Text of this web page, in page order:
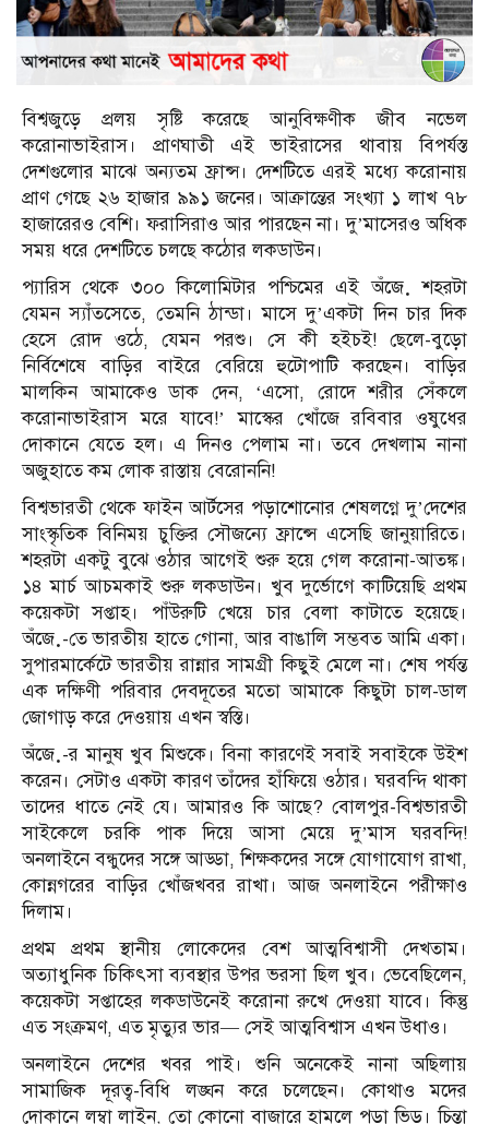
বিশ্বজুড়ে প্রলয় সৃষ্টি করেছে আনুবিক্ষণীক জীব নভেল
করোনাভাইরাস। প্রাণঘাতী এই ভাইরাসের থাবায় বিপর্যস্ত
দেশগুলোর মাঝে অন্যতম ফ্রান্স। দেশটিতে এরই মধ্যে করোনায়
প্রাণ গেছে ২৬ হাজার ৯৯১ জনের। আক্রান্তের সংখ্যা ১ লাখ ৭৮
হাজারেরও বেশি। ফরাসিরাও আর পারছেন না। দু’মাসেরও অধিক
সময় ধরে দেশটিতে চলছে কঠোর লকডাউন।
প্যারিস থেকে ৩০০ কিলোমিটার পশ্চিমের এই অঁজ়ে শহরটা
যেমন স্যাঁতসেতে, তেমনি ঠান্ডা। মাসে দু’একটা দিন চার দিক
হেসে রোদ ওঠে, যেমন পরশু। সে কী হইচই! ছেলে-বুড়ো
নির্বিশেষে বাড়ির বাইরে বেরিয়ে হুটোপাটি করছেন। বাড়ির
মালকিন আমাকেও ডাক দেন, ‘এসো, রোদে শরীর সেঁকলে
করোনাভাইরাস মরে যাবে!’ মাস্কের খোঁজে রবিবার ওষুধের
দোকানে যেতে হল। এ দিনও পেলাম না। তবে দেখলাম নানা
অজুহাতে কম লোক রাস্তায় বেরোননি!
বিশ্বভারতী থেকে ফাইন আর্টসের পড়াশোনোর শেষলগ্নে দু’দেশের
সাংস্কৃতিক বিনিময় চুক্তির সৌজন্যে ফ্রান্সে এসেছি জানুয়ারিতে।
শহরটা একটু বুঝে ওঠার আগেই শুরু হয়ে গেল করোনা-আতঙ্ক।
১৪ মার্চ আচমকাই শুরু লকডাউন। খুব দুর্ভোগে কাটিয়েছি প্রথম
কয়েকটা সপ্তাহ। পাঁউরুটি খেয়ে চার বেলা কাটাতে হয়েছে।
অঁজ়ে-তে ভারতীয় হাতে গোনা, আর বাঙালি সম্ভবত আমি একা।
সুপারমার্কেটে ভারতীয় রান্নার সামগ্রী কিছুই মেলে না। শেষ পর্যন্ত
এক দক্ষিণী পরিবার দেবদূতের মতো আমাকে কিছুটা চাল-ডাল
জোগাড় করে দেওয়ায় এখন স্বস্তি।
অঁজ়ে-র মানুষ খুব মিশুকে। বিনা কারণেই সবাই সবাইকে উইশ
করেন। সেটাও একটা কারণ তাঁদের হাঁফিয়ে ওঠার। ঘরবন্দি থাকা
তাদের ধাতে নেই যে। আমারও কি আছে? বোলপুর-বিশ্বভারতী
সাইকেলে চরকি পাক দিয়ে আসা মেয়ে দু’মাস ঘরবন্দি!
অনলাইনে বন্ধুদের সঙ্গে আড্ডা, শিক্ষকদের সঙ্গে যোগাযোগ রাখা,
কোন্নগরের বাড়ির খোঁজখবর রাখা। আজ অনলাইনে পরীক্ষাও
দিলাম।
প্রথম প্রথম স্থানীয় লোকেদের বেশ আত্মবিশ্বাসী দেখতাম।
অত্যাধুনিক চিকিৎসা ব্যবস্থার উপর ভরসা ছিল খুব। ভেবেছিলেন,
কয়েকটা সপ্তাহের লকডাউনেই করোনা রুখে দেওয়া যাবে। কিন্তু
এত সংক্রমণ, এত মৃত্যুর ভার— সেই আত্মবিশ্বাস এখন উধাও।
অনলাইনে দেশের খবর পাই। শুনি অনেকেই নানা অছিলায়
সামাজিক দূরত্ব-বিধি লঙ্ঘন করে চলেছেন। কোথাও মদের
দোকানে লম্বা লাইন, তো কোনো বাজারে হামলে পড়া ভিড়। চিন্তা